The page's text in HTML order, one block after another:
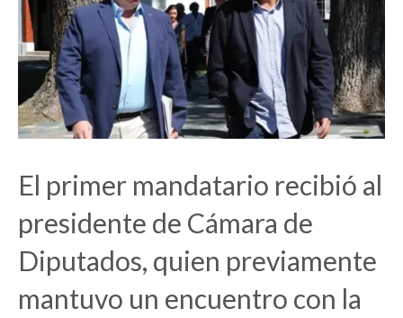
El primer mandatario recibió al
presidente de Cámara de
Diputados, quien previamente
mantuvo un encuentro con la